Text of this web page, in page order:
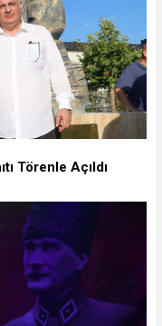
Törenle Açıldı